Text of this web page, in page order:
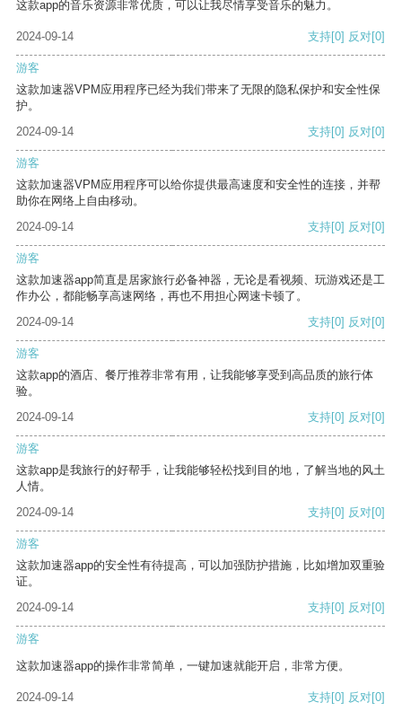
这款app的音乐资源非常优质，可以让我尽情享受音乐的魅力。
2024-09-14 支持[0] 反对[0]
游客
这款加速器VPM应用程序已经为我们带来了无限的隐私保护和安全性保
护。
2024-09-14
支持[0] 反对[0]
游客
这款加速器VPM应用程序可以给你提供最高速度和安全性的连接，并帮
助你在网络上自由移动。
2024-09-14
支持[0] 反对[0]
游客
这款加速器app简直是居家旅行必备神器，无论是看视频、玩游戏还是工
作办公，都能畅享高速网络，再也不用担心网速卡顿了。
2024-09-14
支持[0] 反对[0]
游客
这款app的酒店、餐厅推荐非常有用，让我能够享受到高品质的旅行体
验。
2024-09-14
支持[0] 反对[0]
游客
这款app是我旅行的好帮手，让我能够轻松找到目的地，了解当地的风土
人情。
2024-09-14
支持[0] 反对[0]
游客
这款加速器app的安全性有待提高，可以加强防护措施，比如增加双重验
证。
2024-09-14
支持[0] 反对[0]
游客
这款加速器app的操作非常简单，一键加速就能开启，非常方便。
2024-09-14 支持[0] 反对[0]